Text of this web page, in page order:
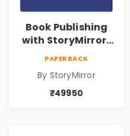
Book Publishing
with StoryMirror |
49950
PAPERBACK
By StoryMirror
₹49950